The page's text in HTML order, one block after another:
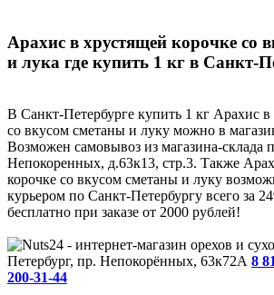
Арахис в хрустящей корочке со
и лука где купить 1 кг в Санкт-
В Санкт-Петербурге купить 1 кг Арахис в
со вкусом сметаны и луку можно в
Возможен самовывоз из магазина-склада
Непокоренных, д.63к13, стр.3. Также
корочке со вкусом сметаны и луку
курьером по Санкт-Петербургу всего за
бесплатно при заказе от 2000 рублей!
Петербург, пр. Непокорённых, 63к72А 8
200-31-44